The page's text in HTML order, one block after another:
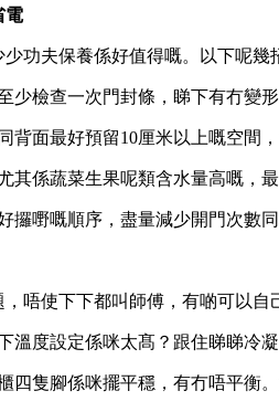
電
功夫保養係好值得嘅。以下呢幾
少檢查一次門封條，睇下有冇變
背面最好預留10厘米以上嘅空間
其係蔬菜生果呢類含水量高嘅，
攞嘢嘅順序，盡量減少開門次數
唔使下下都叫師傅，有啲可以自
溫度設定係咪太髙？跟住睇睇冷
四隻腳係咪擺平穩，有冇唔平衡